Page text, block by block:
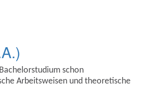
schon
Arbeitsweisen und theoretische